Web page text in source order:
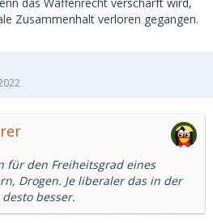
Zusammenhalt verloren gegangen.
für den Freiheitsgrad eines
Drogen. Je liberaler das in der
besser.